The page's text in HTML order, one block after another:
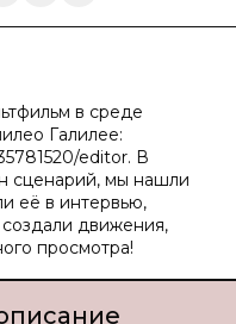
в среде
Галилее:
editor. В
сценарий, мы нашли
её в интервью,
движения,
просмотра!